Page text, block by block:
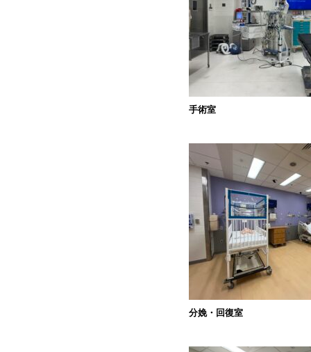
手術室
分娩・回復室